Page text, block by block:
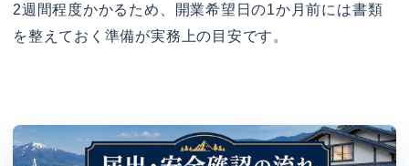
2週間程度かかるため、開業希望日の1か月前には書類
を整えておく準備が実務上の目安です。